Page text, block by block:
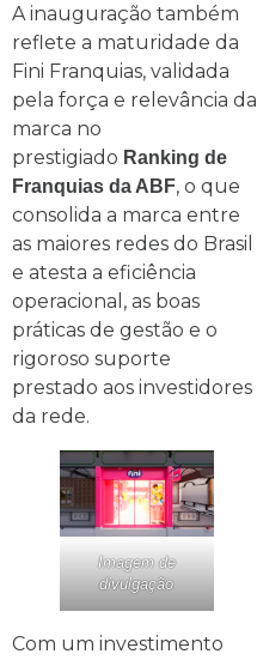
A inauguração também
reflete a maturidade da
Fini Franquias, validada
pela força e relevância da
marca no
prestigiado Ranking de
Franquias da ABF, o que
consolida a marca entre
as maiores redes do Brasil
e atesta a eficiência
operacional, as boas
práticas de gestão e o
rigoroso suporte
prestado aos investidores
da rede.
Imagem de
divulgação
Com um investimento